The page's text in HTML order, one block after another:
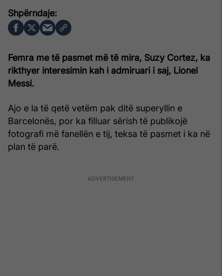
Femra me të pasmet më të mira, Suzy Cortez, ka
rikthyer interesimin kah i admiruari i saj, Lionel
Messi.
Ajo e la të qetë vetëm pak ditë superyllin e
Barcelonës, por ka filluar sërish të publikojë
fotografi më fanellën e tij, teksa të pasmet i ka në
plan të parë.